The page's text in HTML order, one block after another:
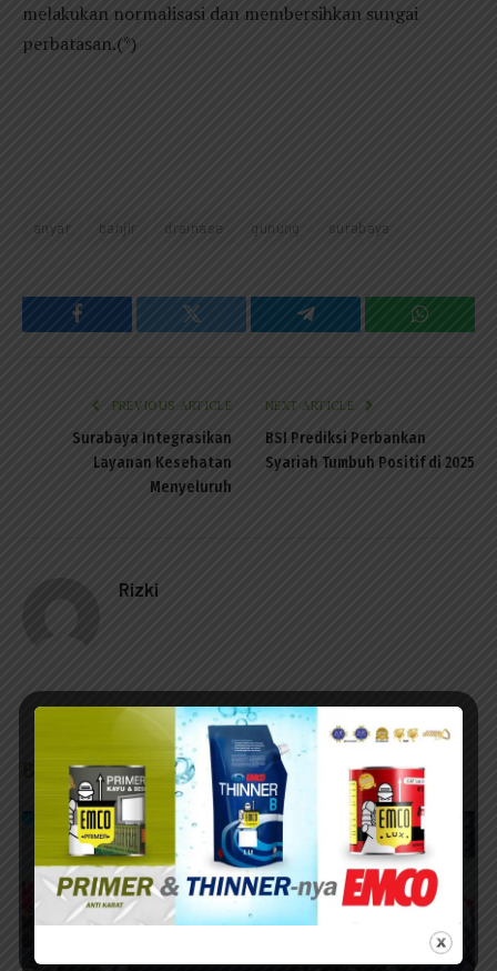
melakukan normalisasi dan membersihkan sungai
perbatasan.(*)
anyar banjir drainase gunung surabaya
Facebook Twitter Telegram
PREVIOUS ARTICLE
Surabaya Integrasikan
Layanan Kesehatan
Menyeluruh
NEXT ARTICLE
BSI Prediksi Perbankan
Syariah Tumbuh Positif di 2025
Rizki
BERITA TERKAIT